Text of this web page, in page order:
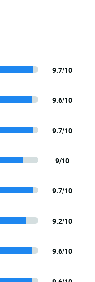
9.7/10
9.6/10
9.7/10
9/10
9.7/10
9.2/10
9.6/10